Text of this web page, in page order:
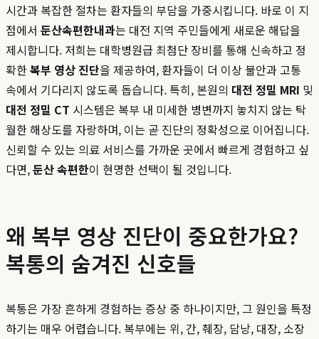
시간과 복잡한 절차는 환자들의 부담을 가중시킵니다. 바로 이 지
점에서 둔산속편한내과는 대전 지역 주민들에게 새로운 해답을
제시합니다. 저희는 대학병원급 최첨단 장비를 통해 신속하고 정
확한복부 영상 진단을 제공하여, 환자들이 더 이상 불안과 고통
속에서 기다리지 않도록 돕습니다. 특히, 본원의 대전 정밀 MRI 및
대전 정밀 CT 시스템은 복부 내 미세한 병변까지 놓치지 않는 탁
월한 해상도를 자랑하며, 이는 곧 진단의 정확성으로 이어집니다.
신뢰할 수 있는 의료 서비스를 가까운 곳에서 빠르게 경험하고 싶
다면,둔산 속편한이 현명한 선택이 될 것입니다.
왜 복부 영상 진단이 중요한가요?
복통의 숨겨진 신호들
복통은 가장 흔하게 경험하는 증상 중 하나이지만, 그 원인을 특정
하기는 매우 어렵습니다. 복부에는 위, 간, 췌장, 담낭, 대장, 소장